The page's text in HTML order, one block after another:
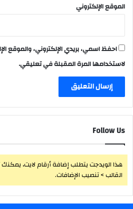
الموقع الإلكتروني
احفظ اسمي، بريدي الإلكتروني، والموقع
لاستخدامها المرة المقبلة في تعليقي.
Follow Us
هذا الويدجت يتطلب إضافة أرقام لايت،
القالب > تنصيب الإضافات.